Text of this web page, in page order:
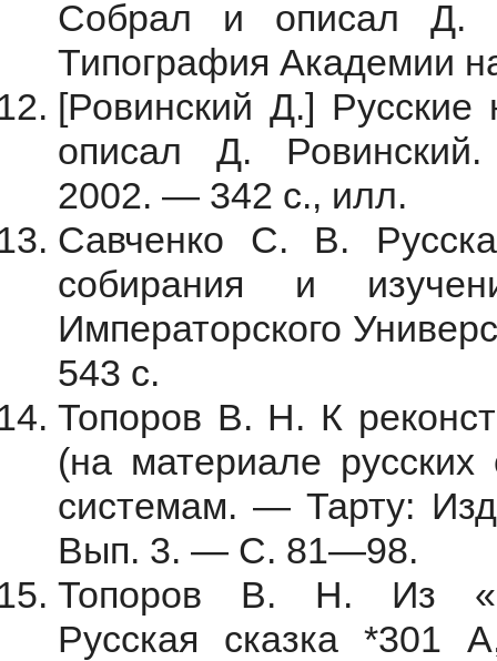
Собрал и описал
Типография Академии
[Ровинский Д.]
описал Д.
2002. — 342 с., илл.
Савченко С. В.
собирания и
Императорского
543 с.
Топоров В. Н. К
(на материале
системам. — Тарту:
Вып. 3. — С. 81—98.
Топоров В. Н. Из
Русская сказка *301